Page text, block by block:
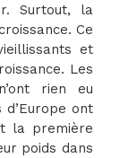
Surtout, la
Ce
et
Les
rien eu
d’Europe ont
la première
poids dans